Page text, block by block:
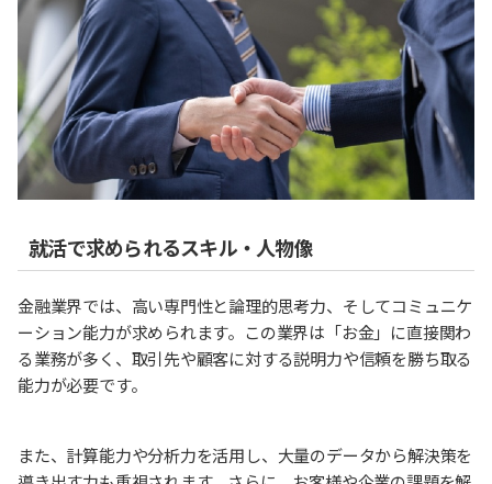
就活で求められるスキル・人物像
金融業界では、高い専門性と論理的思考力、そしてコミュニケ
ーション能力が求められます。この業界は「お金」に直接関わ
る業務が多く、取引先や顧客に対する説明力や信頼を勝ち取る
能力が必要です。
また、計算能力や分析力を活用し、大量のデータから解決策を